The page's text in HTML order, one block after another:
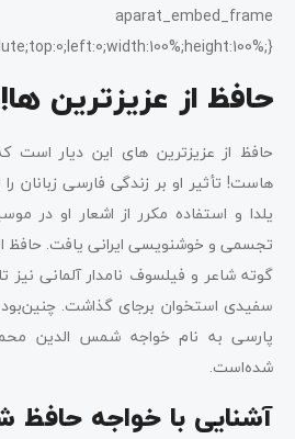
aparat_embed_frame
حافظ از عزیزترین ها!
حافظ از عزیزترین های این دیار
هاست! تأثیر او بر زندگی فارسی زبانان
یلدا و استفاده مکرر از اشعار او در
تجسمی و خوشنویسی ایرانی یافت. حافظ اما
گوته شاعر و فیلسوف نامدار آلمانی
سفیدی استخوان برجای گذاشت.
پارسی به نام خواجه شمس الدین
شده‌است.
آشنایی با خواجه حافظ